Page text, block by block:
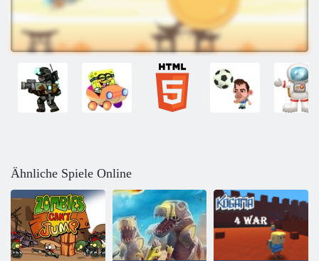
Ähnliche Spiele Online